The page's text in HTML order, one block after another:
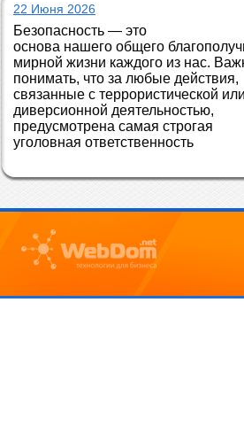
22 Июня 2026
Безопасность — это
основа нашего общего
мирной жизни каждого из нас.
понимать, что за любые действия,
связанные с террористической или
диверсионной деятельностью,
предусмотрена самая строгая
уголовная ответственность